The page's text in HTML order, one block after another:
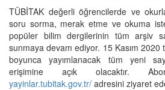
TÜBİTAK değerli öğrencilerde ve
soru sorma, merak etme ve okuma
popüler bilim dergilerinin tüm arşiv
sunmaya devam ediyor. 15 Kasım
boyunca yayımlanacak tüm yeni
erişimine açık olacaktır.
yayinlar.tubitak.gov.tr/ adresini ziyaret